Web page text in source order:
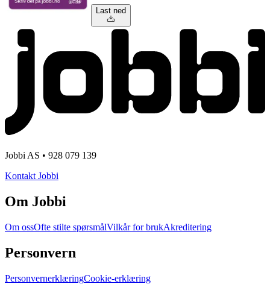
Last ned
Jobbi AS • 928 079 139
Kontakt Jobbi
Om Jobbi
Om ossOfte stilte spørsmålVilkår for brukAkreditering
Personvern
PersonvernerklæringCookie-erklæring